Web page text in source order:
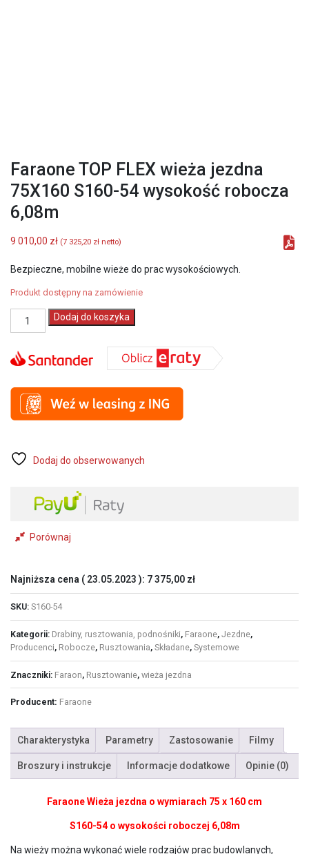
Faraone TOP FLEX wieża jezdna
75X160 S160-54 wysokość robocza
6,08m
9 010,00 zł (7 325,20 zł netto)
Bezpieczne, mobilne wieże do prac wysokościowych.
Produkt dostępny na zamówienie
ilość
Faraone
FLEX
wieża
75X160
S160-
54
6,08m
Dodaj do koszyka
Dodaj do obserwowanych
Porównaj
Najniższa cena ( 23.05.2023 ): 7 375,00 zł
SKU: S160-54
Kategorii: Drabiny, rusztowania, podnośniki, Faraone, Jezdne,
Producenci, Robocze, Rusztowania, Składane, Systemowe
Znaczniki: Faraon, Rusztowanie, wieża jezdna
Producent: Faraone
Charakterystyka Parametry Zastosowanie Filmy
Broszury i instrukcje Informacje dodatkowe Opinie (0)
FaraoneWieża jezdna o wymiarach 75 x 160 cm
S160-54 o wysokości roboczej 6,08m
Na wieży można wykonać wiele rodzajów prac budowlanych,